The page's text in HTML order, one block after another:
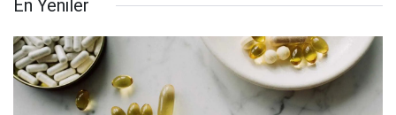
En Yeniler